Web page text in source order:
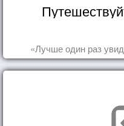
«Лучше один раз